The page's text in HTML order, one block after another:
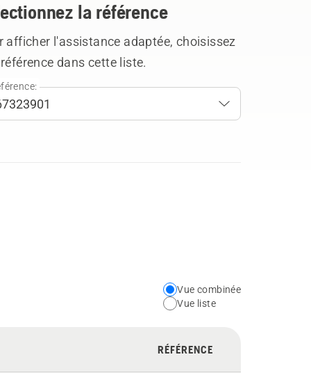
la référence
afficher l'assistance adaptée, choisissez
dans cette liste.
Choose
your
view
Vue combinée
Vue liste
RÉFÉRENCE